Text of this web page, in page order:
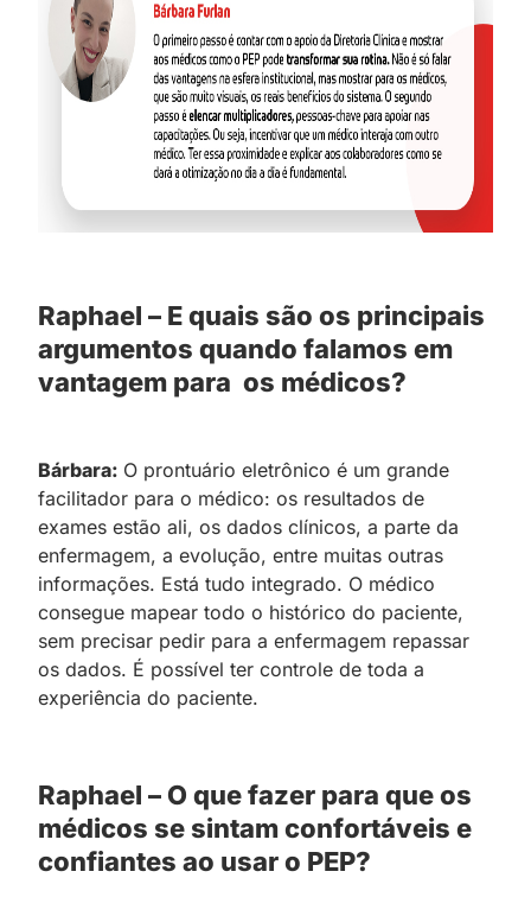
Raphael – E quais são os principais
argumentos quando falamos em
vantagem para os médicos?
Bárbara: O prontuário eletrônico é um grande
facilitador para o médico: os resultados de
exames estão ali, os dados clínicos, a parte da
enfermagem, a evolução, entre muitas outras
informações. Está tudo integrado. O médico
consegue mapear todo o histórico do paciente,
sem precisar pedir para a enfermagem repassar
os dados. É possível ter controle de toda a
experiência do paciente.
Raphael – O que fazer para que os
médicos se sintam confortáveis e
confiantes ao usar o PEP?